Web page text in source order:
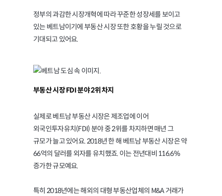
정부의 과감한 시장개혁에 따라 꾸준한 성장세를 보이고
있는 베트남이기에 부동산 시장 또한 호황을 누릴 것으로
기대되고 있어요.
부동산 시장 FDI 분야 2위 차지
실제로 베트남 부동산 시장은 제조업에 이어
외국인투자유치(FDI) 분야 중 2위를 차지하면 매년 그
규모가 늘고 있어요. 2018년 한 해 베트남 부동산 시장은 약
66억의 달러를 외자를 유치했죠. 이는 전년대비 116.6%
증가한 규모예요.
특히 2018년에는 해외의 대형 부동산업체의 M&A 거래가